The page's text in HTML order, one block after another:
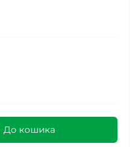
До кошика